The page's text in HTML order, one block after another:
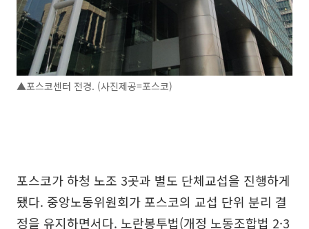
▲포스코센터 전경. (사진제공=포스코)
포스코가 하청 노조 3곳과 별도 단체교섭을 진행하게
됐다. 중앙노동위원회가 포스코의 교섭 단위 분리 결
정을 유지하면서다. 노란봉투법(개정 노동조합법 2·3